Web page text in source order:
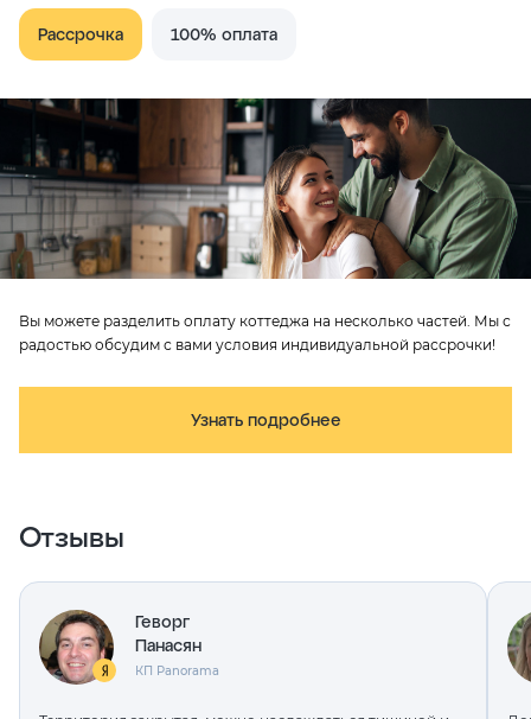
Рассрочка 100% оплата
/upload/iblock/010/
Вы можете разделить оплату коттеджа на несколько частей. Мы с
радостью обсудим с вами условия индивидуальной рассрочки!
Узнать подробнее
Отзывы
Геворг
Панасян
КП Panorama